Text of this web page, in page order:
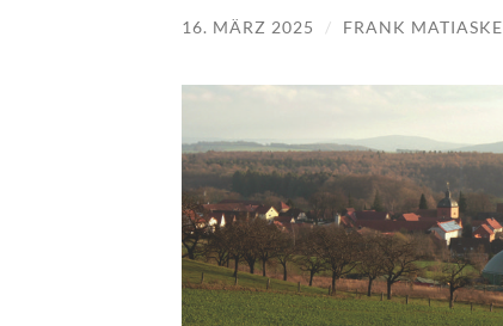
16. MÄRZ 2025 / FRANK MATIASKE